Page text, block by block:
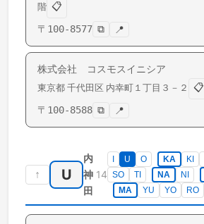
階 📋
〒 100-8577 ⧉ 📍
株式会社 コスモスイニシア
東京都 千代田区 内幸町 １丁目３－２
📋
〒 100-8588 ⧉ 📍
↑ U
内
神
田
14
I U O KA KI
SO
TI NA NI
MA
YU YO RO